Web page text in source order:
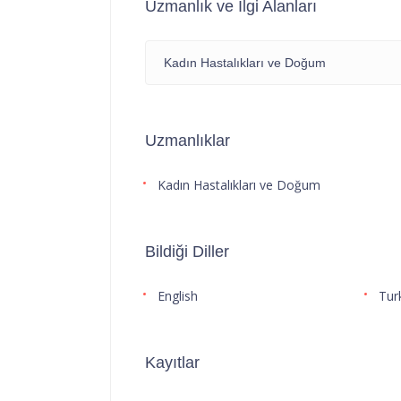
Uzmanlık ve İlgi Alanları
Kadın Hastalıkları ve Doğum
Uzmanlıklar
Kadın Hastalıkları ve Doğum
Bildiği Diller
English
Kayıtlar